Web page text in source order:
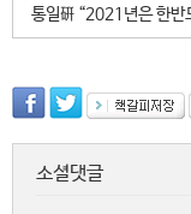
통일硏 “2021년은 한반
소셜댓글